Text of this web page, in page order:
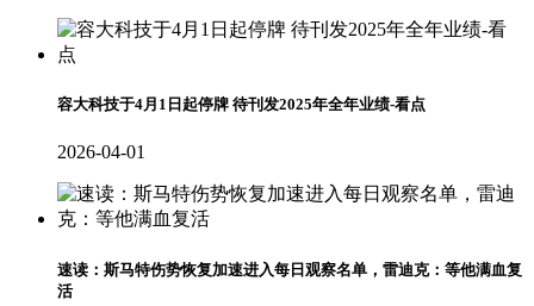
容大科技于4月1日起停牌 待刊发2025年全年业绩-看点
2026-04-01
速读：斯马特伤势恢复加速进入每日观察名单，雷迪克：等他满血复
活